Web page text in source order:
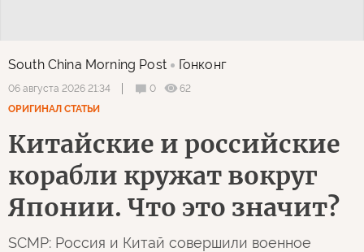
South China Morning Post Гонконг
06 августа 2026 21:34 0
62
ОРИГИНАЛ СТАТЬИ
Китайские и российские
корабли кружат вокруг
Японии. Что это значит?
SCMP: Россия и Китай совершили военное